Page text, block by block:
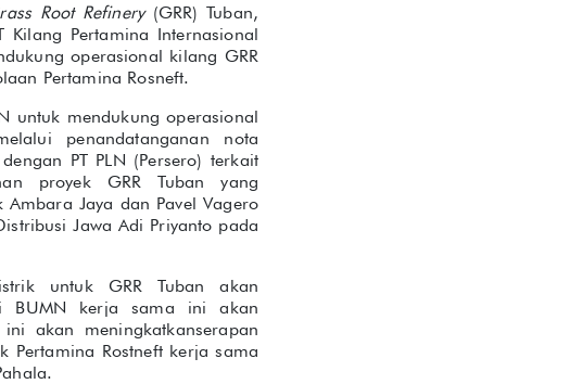
Root Refinery(GRR) Tuban,
Kilang Pertamina Internasional
operasional kilang GRR
Pertamina Rosneft.
untuk mendukung operasional
penandatanganan nota
PT PLN (Persero) terkait
proyek GRR Tuban yang
Jaya dan Pavel Vagero
Jawa Adi Priyanto pada
untuk GRR Tuban akan
BUMN kerja sama ini akan
akan meningkatkanserapan
Pertamina Rostneft kerja sama